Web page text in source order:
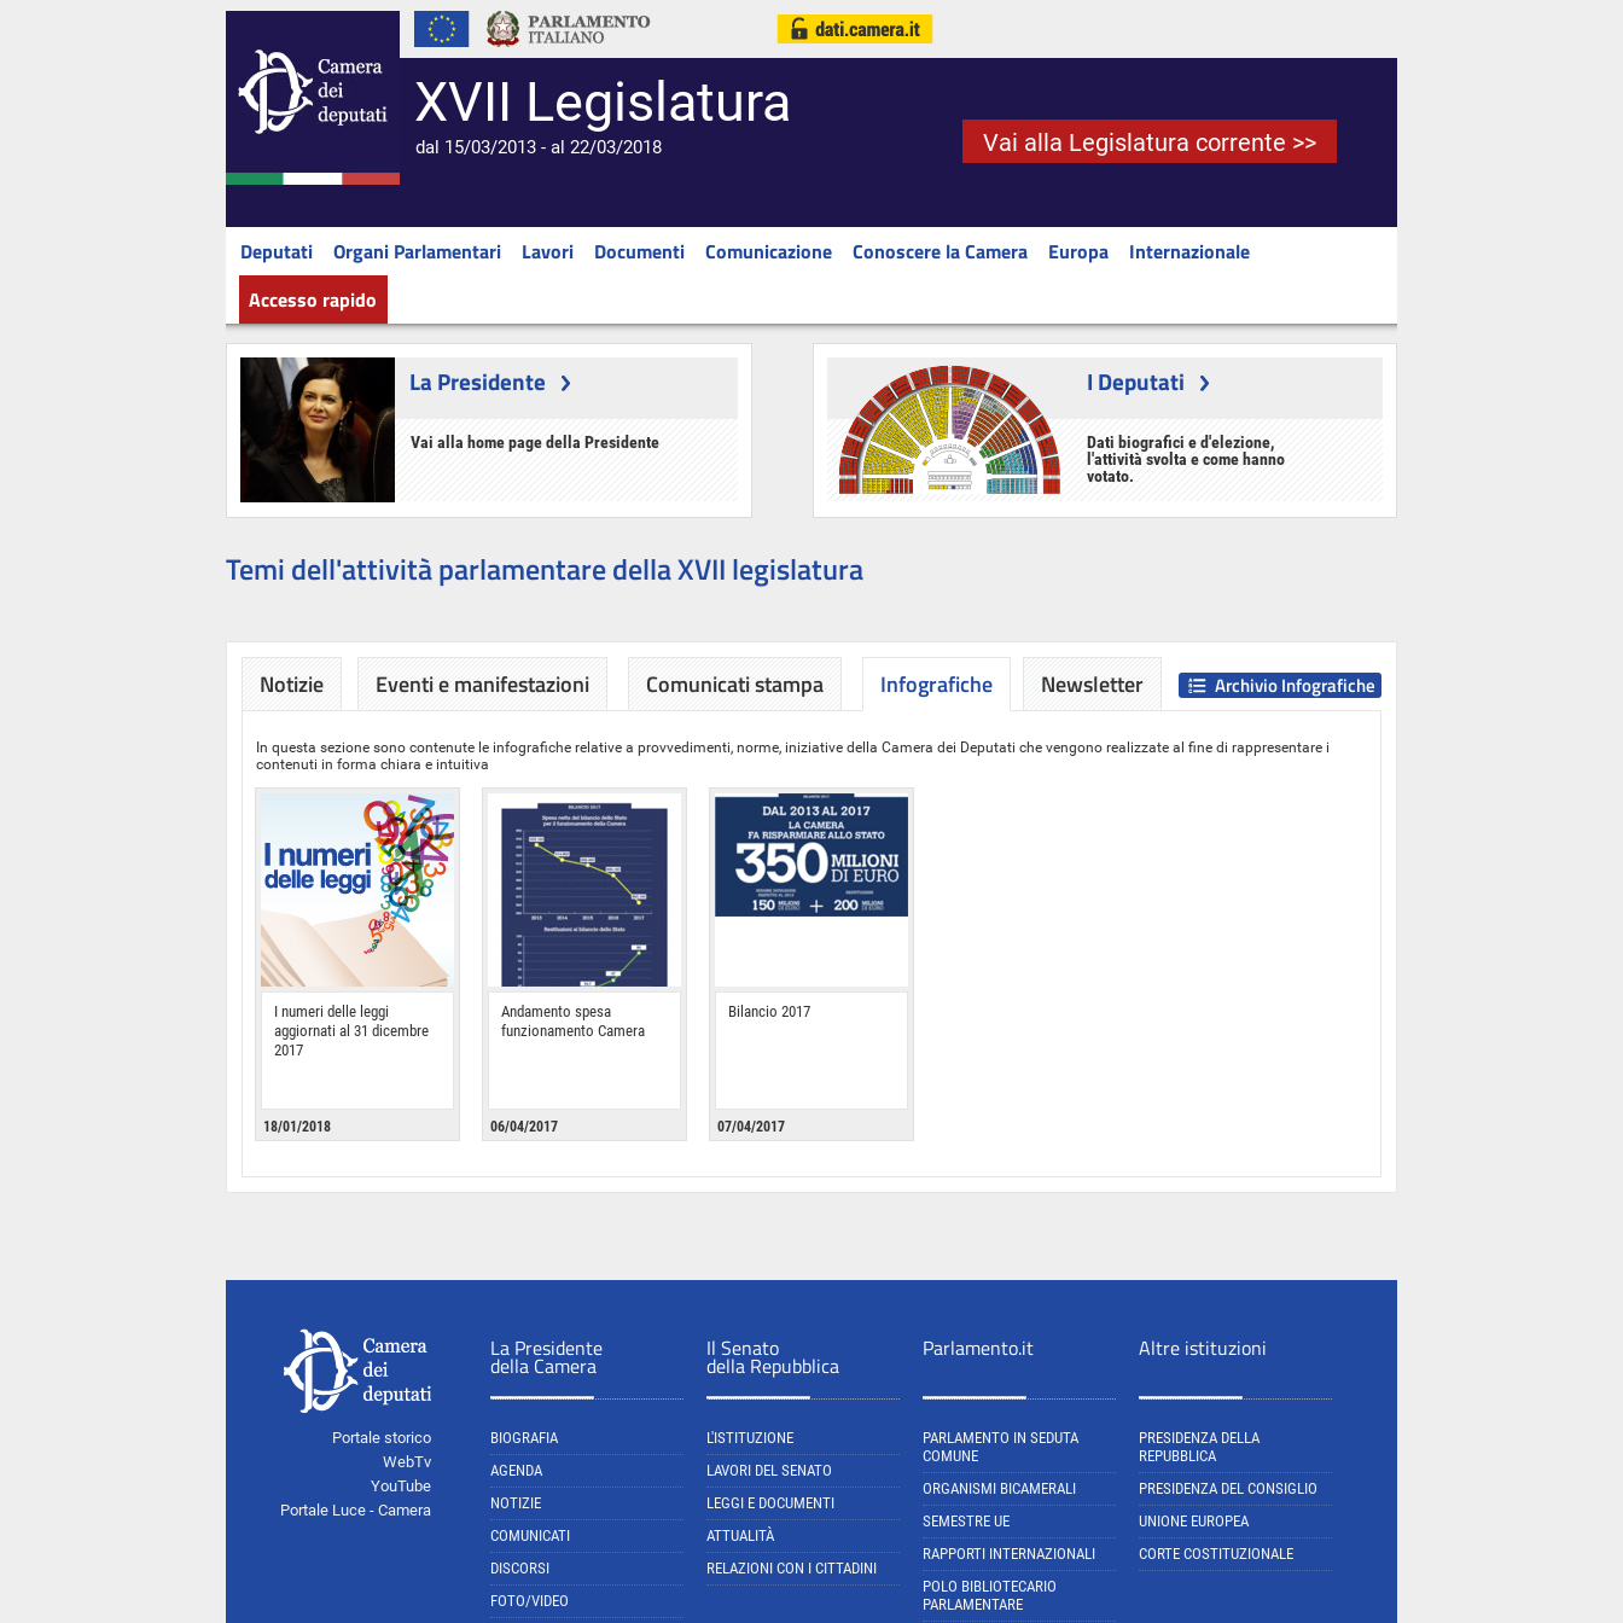
XVII Legislatura
dal 15/03/2013 - al 22/03/2018 Vai alla Legislatura corrente >>
Deputati Organi Parlamentari Lavori Documenti Comunicazione Conoscere la Camera Europa
Internazionale
Accesso rapido
La Presidente
Vai alla home page della Presidente
I Deputati
Dati biografici e d'elezione,
l'attività svolta e come hanno
votato.
Temi dell'attività parlamentare della XVII legislatura
Notizie Eventi e manifestazioni Comunicati stampa Infografiche
In questa sezione sono contenute le infografiche relative a provvedimenti, norme, iniziative della Camera dei Deputati che vengono realizzate al fine di rappresentare i
contenuti in forma chiara e intuitiva
I numeri delle leggi
aggiornati al 31 dicembre
2017
18/01/2018
Andamento spesa
funzionamento Camera
06/04/2017
Bilancio 2017
07/04/2017
Archivio Infografiche
Newsletter
Portale storico
WebTv
YouTube
Portale Luce - Camera
La Presidente
della Camera
BIOGRAFIA
AGENDA
NOTIZIE
COMUNICATI
DISCORSI
FOTO/VIDEO
Il Senato
della Repubblica
L'ISTITUZIONE
LAVORI DEL SENATO
LEGGI E DOCUMENTI
ATTUALITÀ
RELAZIONI CON I CITTADINI
Parlamento.it
PARLAMENTO IN SEDUTA
COMUNE
ORGANISMI BICAMERALI
SEMESTRE UE
RAPPORTI INTERNAZIONALI
POLO BIBLIOTECARIO
PARLAMENTARE
Altre istituzioni
PRESIDENZA DELLA
REPUBBLICA
PRESIDENZA DEL CONSIGLIO
UNIONE EUROPEA
CORTE COSTITUZIONALE